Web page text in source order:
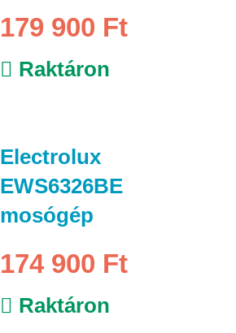
179 900 Ft
Raktáron
Electrolux
EWS6326BE
mosógép
174 900 Ft
Raktáron